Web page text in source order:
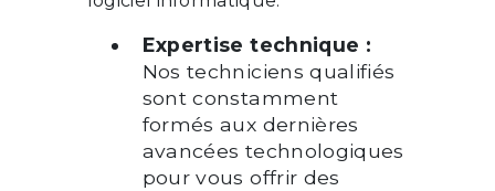
Expertise technique :
Nos techniciens qualifiés
sont constamment
formés aux dernières
avancées technologiques
pour vous offrir des